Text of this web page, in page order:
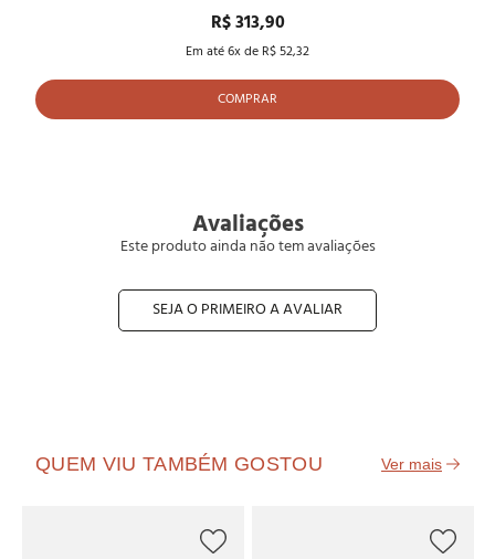
R$ 313,90
Em até6x de R$ 52,32
COMPRAR
Avaliações
Este produto ainda não tem avaliações
SEJA O PRIMEIRO A AVALIAR
QUEM VIU TAMBÉM GOSTOU